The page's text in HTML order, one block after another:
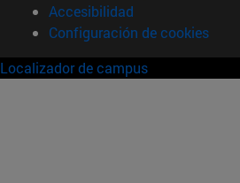
Accesibilidad
Configuración de cookies
Localizador de campus